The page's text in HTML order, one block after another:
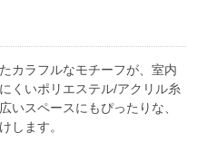
カラフルなモチーフが、室内
くいポリエステル/アクリル糸
いスペースにもぴったりな、
します。